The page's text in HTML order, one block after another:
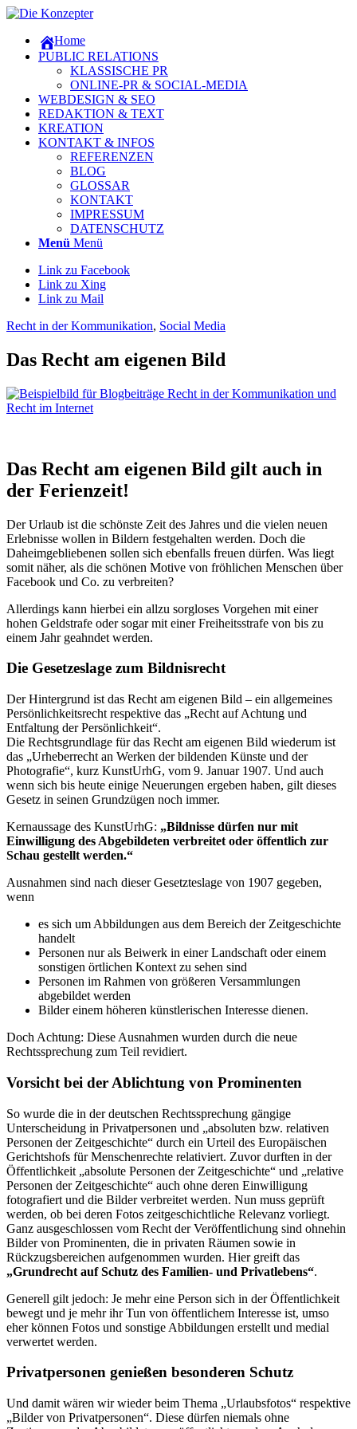
Home
PUBLIC RELATIONS
KLASSISCHE PR
ONLINE-PR & SOCIAL-MEDIA
WEBDESIGN & SEO
REDAKTION & TEXT
KREATION
KONTAKT & INFOS
REFERENZEN
BLOG
GLOSSAR
KONTAKT
IMPRESSUM
DATENSCHUTZ
Menü Menü
Link zu Facebook
Link zu Xing
Link zu Mail
Recht in der Kommunikation, Social Media
Das Recht am eigenen Bild
Das Recht am eigenen Bild gilt auch in
der Ferienzeit!
Der Urlaub ist die schönste Zeit des Jahres und die vielen neuen
Erlebnisse wollen in Bildern festgehalten werden. Doch die
Daheimgebliebenen sollen sich ebenfalls freuen dürfen. Was liegt
somit näher, als die schönen Motive von fröhlichen Menschen über
Facebook und Co. zu verbreiten?
Allerdings kann hierbei ein allzu sorgloses Vorgehen mit einer
hohen Geldstrafe oder sogar mit einer Freiheitsstrafe von bis zu
einem Jahr geahndet werden.
Die Gesetzeslage zum Bildnisrecht
Der Hintergrund ist das Recht am eigenen Bild – ein allgemeines
Persönlichkeitsrecht respektive das „Recht auf Achtung und
Entfaltung der Persönlichkeit“.
Die Rechtsgrundlage für das Recht am eigenen Bild wiederum ist
das „Urheberrecht an Werken der bildenden Künste und der
Photografie“, kurz KunstUrhG, vom 9. Januar 1907. Und auch
wenn sich bis heute einige Neuerungen ergeben haben, gilt dieses
Gesetz in seinen Grundzügen noch immer.
Kernaussage des KunstUrhG: „Bildnisse dürfen nur mit
Einwilligung des Abgebildeten verbreitet oder öffentlich zur
Schau gestellt werden.“
Ausnahmen sind nach dieser Gesetzteslage von 1907 gegeben,
wenn
es sich um Abbildungen aus dem Bereich der Zeitgeschichte
handelt
Personen nur als Beiwerk in einer Landschaft oder einem
sonstigen örtlichen Kontext zu sehen sind
Personen im Rahmen von größeren Versammlungen
abgebildet werden
Bilder einem höheren künstlerischen Interesse dienen.
Doch Achtung: Diese Ausnahmen wurden durch die neue
Rechtssprechung zum Teil revidiert.
Vorsicht bei der Ablichtung von Prominenten
So wurde die in der deutschen Rechtssprechung gängige
Unterscheidung in Privatpersonen und „absoluten bzw. relativen
Personen der Zeitgeschichte“ durch ein Urteil des Europäischen
Gerichtshofs für Menschenrechte relativiert. Zuvor durften in der
Öffentlichkeit „absolute Personen der Zeitgeschichte“ und „relative
Personen der Zeitgeschichte“ auch ohne deren Einwilligung
fotografiert und die Bilder verbreitet werden. Nun muss geprüft
werden, ob bei deren Fotos zeitgeschichtliche Relevanz vorliegt.
Ganz ausgeschlossen vom Recht der Veröffentlichung sind ohnehin
Bilder von Prominenten, die in privaten Räumen sowie in
Rückzugsbereichen aufgenommen wurden. Hier greift das
„Grundrecht auf Schutz des Familien- und Privatlebens“.
Generell gilt jedoch: Je mehr eine Person sich in der Öffentlichkeit
bewegt und je mehr ihr Tun von öffentlichem Interesse ist, umso
eher können Fotos und sonstige Abbildungen erstellt und medial
verwertet werden.
Privatpersonen genießen besonderen Schutz
Und damit wären wir wieder beim Thema „Urlaubsfotos“ respektive
„Bilder von Privatpersonen“. Diese dürfen niemals ohne